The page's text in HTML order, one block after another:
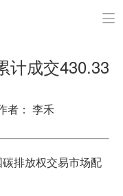

计成交430.33
者： 李禾
排放权交易市场配